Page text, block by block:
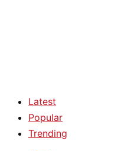
Latest
Popular
Trending